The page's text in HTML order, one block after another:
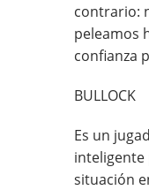
contrario:
peleamos
confianza
BULLOCK
Es un
inteligente
situación